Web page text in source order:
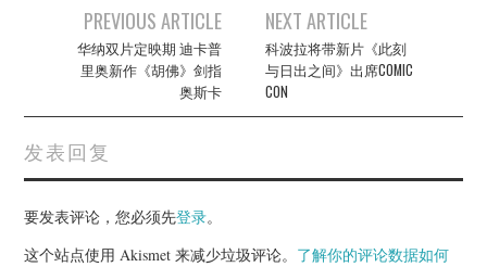
navigation
PREVIOUS ARTICLE
华纳双片定映期 迪卡普
里奥新作《胡佛》剑指
奥斯卡
NEXT ARTICLE
科波拉将带新片《此刻
与日出之间》出席COMIC
CON
发表回复
要发表评论，您必须先登录。
这个站点使用 Akismet 来减少垃圾评论。 了解你的评论数据如何